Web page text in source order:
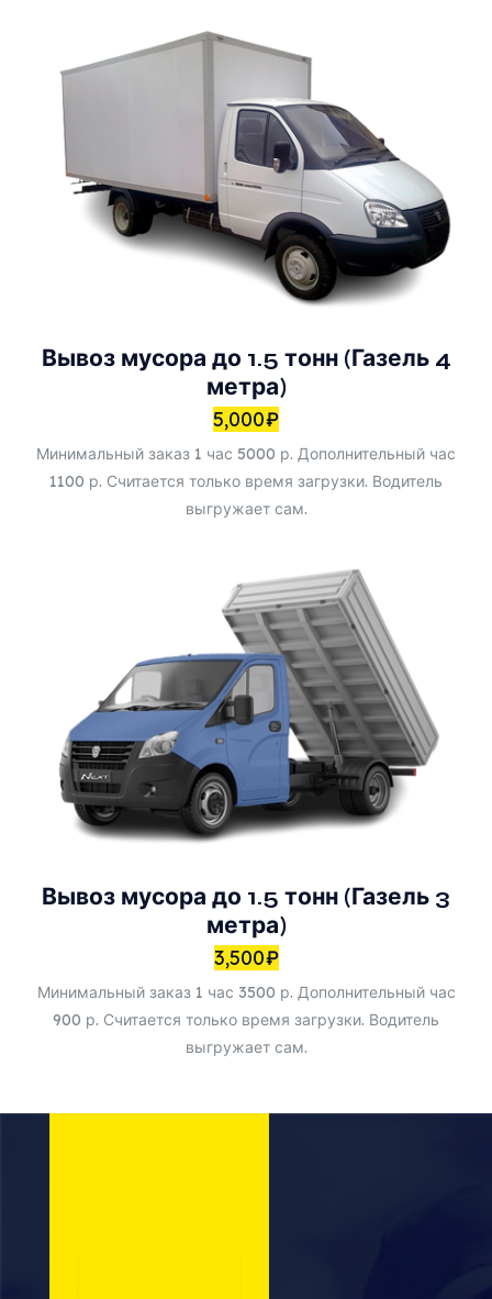
Вывоз мусора до 1.5 тонн (Газель 4
метра)
5,000₽
Минимальный заказ 1 час 5000 р. Дополнительный час
1100 р. Считается только время загрузки. Водитель
выгружает сам.
Вывоз мусора до 1.5 тонн (Газель 3
метра)
3,500₽
Минимальный заказ 1 час 3500 р. Дополнительный час
900 р. Считается только время загрузки. Водитель
выгружает сам.